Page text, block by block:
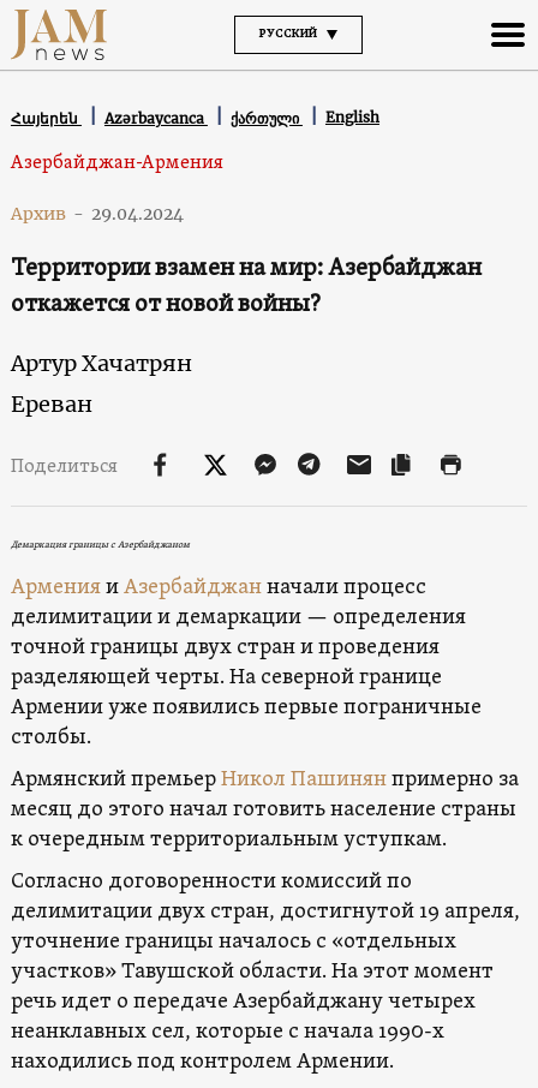
РУССКИЙ
Հայերեն Azərbaycanca ქართული English
Азербайджан-Армения
Архив - 29.04.2024
Территории взамен на мир: Азербайджан
откажется от новой войны?
Артур Хачатрян
Ереван
Поделиться
Демаркация границы с Азербайджаном
АрменияиАзербайджанначали процесс
делимитации и демаркации — определения
точной границы двух стран и проведения
разделяющей черты. На северной границе
Армении уже появились первые пограничные
столбы.
Армянский премьерНикол Пашинянпримерно за
месяц до этого начал готовить население страны
к очередным территориальным уступкам.
Согласно договоренности комиссий по
делимитации двух стран, достигнутой 19 апреля,
уточнение границы началось с «отдельных
участков» Тавушской области. На этот момент
речь идет о передаче Азербайджану четырех
неанклавных сел, которые с начала 1990-х
находились под контролем Армении.